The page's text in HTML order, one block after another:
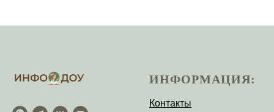
ИНФОРМАЦИЯ:
Контакты